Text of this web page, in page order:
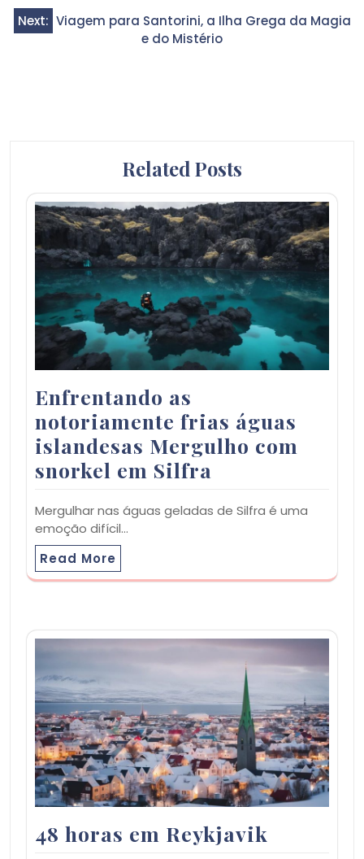
Next: Viagem para Santorini, a Ilha Grega da Magia
e do Mistério
Related Posts
Enfrentando as
notoriamente frias águas
islandesas Mergulho com
snorkel em Silfra
Mergulhar nas águas geladas de Silfra é uma
emoção difícil…
Read More
48 horas em Reykjavik